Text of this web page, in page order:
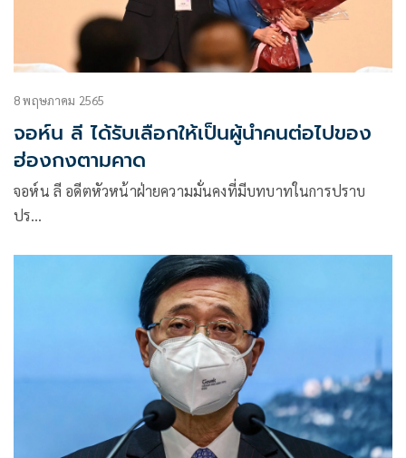
8 พฤษภาคม 2565
จอห์น ลี ได้รับเลือกให้เป็นผู้นำคนต่อไปของ
ฮ่องกงตามคาด
จอห์น ลี อดีตหัวหน้าฝ่ายความมั่นคงที่มีบทบาทในการปราบ
ปร…